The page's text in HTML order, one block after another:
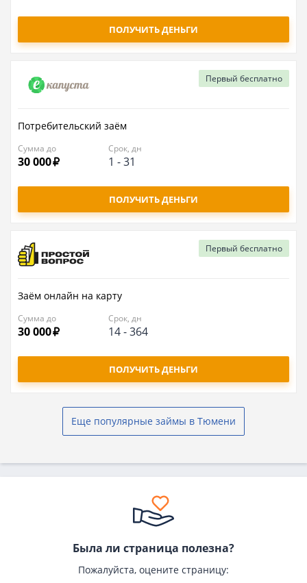
ПОЛУЧИТЬ ДЕНЬГИ
Потребительский заём
Сумма до
30 000
Срок, дн
1 -31
Первый бесплатно
ПОЛУЧИТЬ ДЕНЬГИ
Заём онлайн на карту
Сумма до
30 000
Срок, дн
14-364
Первый бесплатно
ПОЛУЧИТЬ ДЕНЬГИ
Еще популярные займы в Тюмени
Была ли страница полезна?
Пожалуйста, оцените страницу: